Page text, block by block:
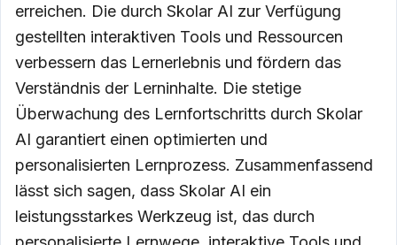
erreichen. Die durch Skolar AI zur Verfügung
gestellten interaktiven Tools und Ressourcen
verbessern das Lernerlebnis und fördern das
Verständnis der Lerninhalte. Die stetige
Überwachung des Lernfortschritts durch Skolar
AI garantiert einen optimierten und
personalisierten Lernprozess. Zusammenfassend
lässt sich sagen, dass Skolar AI ein
leistungsstarkes Werkzeug ist, das durch